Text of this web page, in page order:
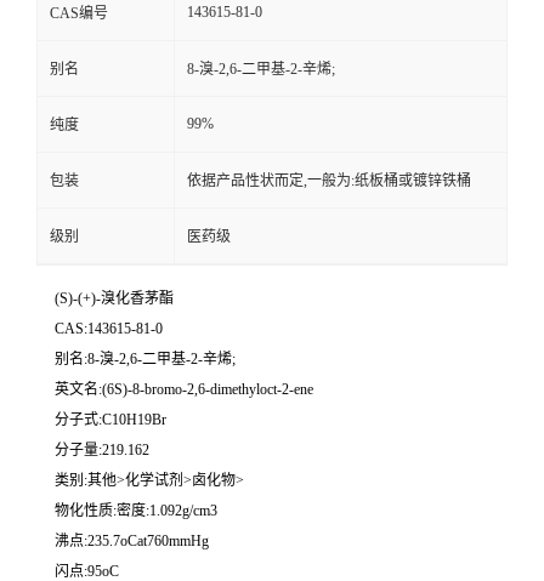
CAS编号 143615-81-0
别名 8-溴-2,6-二甲基-2-辛烯;
纯度 99%
包装 依据产品性状而定,一般为:纸板桶或镀锌铁桶
级别 医药级
(S)-(+)-溴化香茅酯
CAS:143615-81-0
别名:8-溴-2,6-二甲基-2-辛烯;
英文名:(6S)-8-bromo-2,6-dimethyloct-2-ene
分子式:C10H19Br
分子量:219.162
类别:其他>化学试剂>卤化物>
物化性质:密度:1.092g/cm3
沸点:235.7oCat760mmHg
闪点:95oC